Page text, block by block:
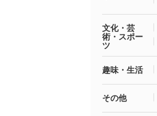
文化・芸
術・スポー
ツ
趣味・生活
その他